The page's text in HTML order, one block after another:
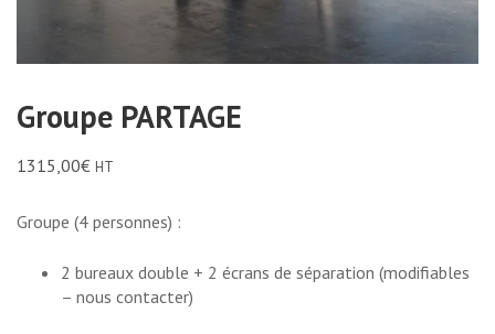
Groupe PARTAGE
1315,00€ HT
Groupe (4 personnes) :
2 bureaux double + 2 écrans de séparation (modifiables
– nous contacter)